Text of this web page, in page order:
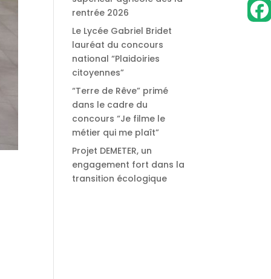
rentrée 2026
Le Lycée Gabriel Bridet
lauréat du concours
national “Plaidoiries
citoyennes”
“Terre de Rêve” primé
dans le cadre du
concours “Je filme le
métier qui me plaît”
Projet DEMETER, un
engagement fort dans la
transition écologique